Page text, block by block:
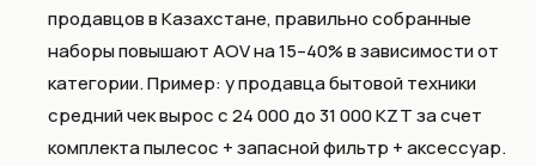
продавцов в Казахстане, правильно собранные
наборы повышают AOV на 15–40% в зависимости от
категории. Пример: у продавца бытовой техники
средний чек вырос с 24 000 до 31 000 KZT за счет
комплекта пылесос + запасной фильтр + аксессуар.